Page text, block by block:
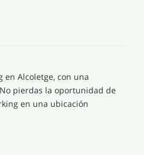
en Alcoletge, con una
pierdas la oportunidad de
en una ubicación